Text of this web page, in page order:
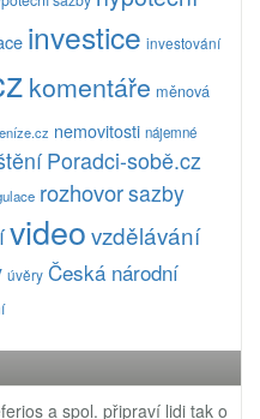
investice investování
komentáře měnová
nemovitosti nájemné
Poradci-sobě.cz
rozhovorsazby
videovzdělávání
úvěry Česká národní
a spol. připraví lidi tak o